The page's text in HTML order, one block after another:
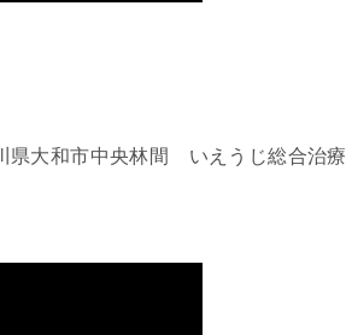
県大和市中央林間 いえうじ総合治療